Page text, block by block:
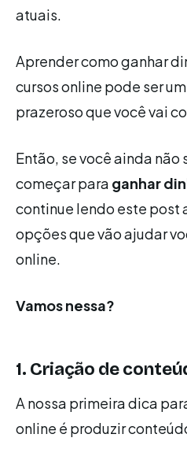
atuais.
Aprender como ganhar
cursos online pode ser
prazeroso que você vai
Então, se você ainda não
começar para ganhar
continue lendo este post
opções que vão ajudar
online.
Vamos nessa?
1. Criação de
A nossa primeira dica
online é produzir